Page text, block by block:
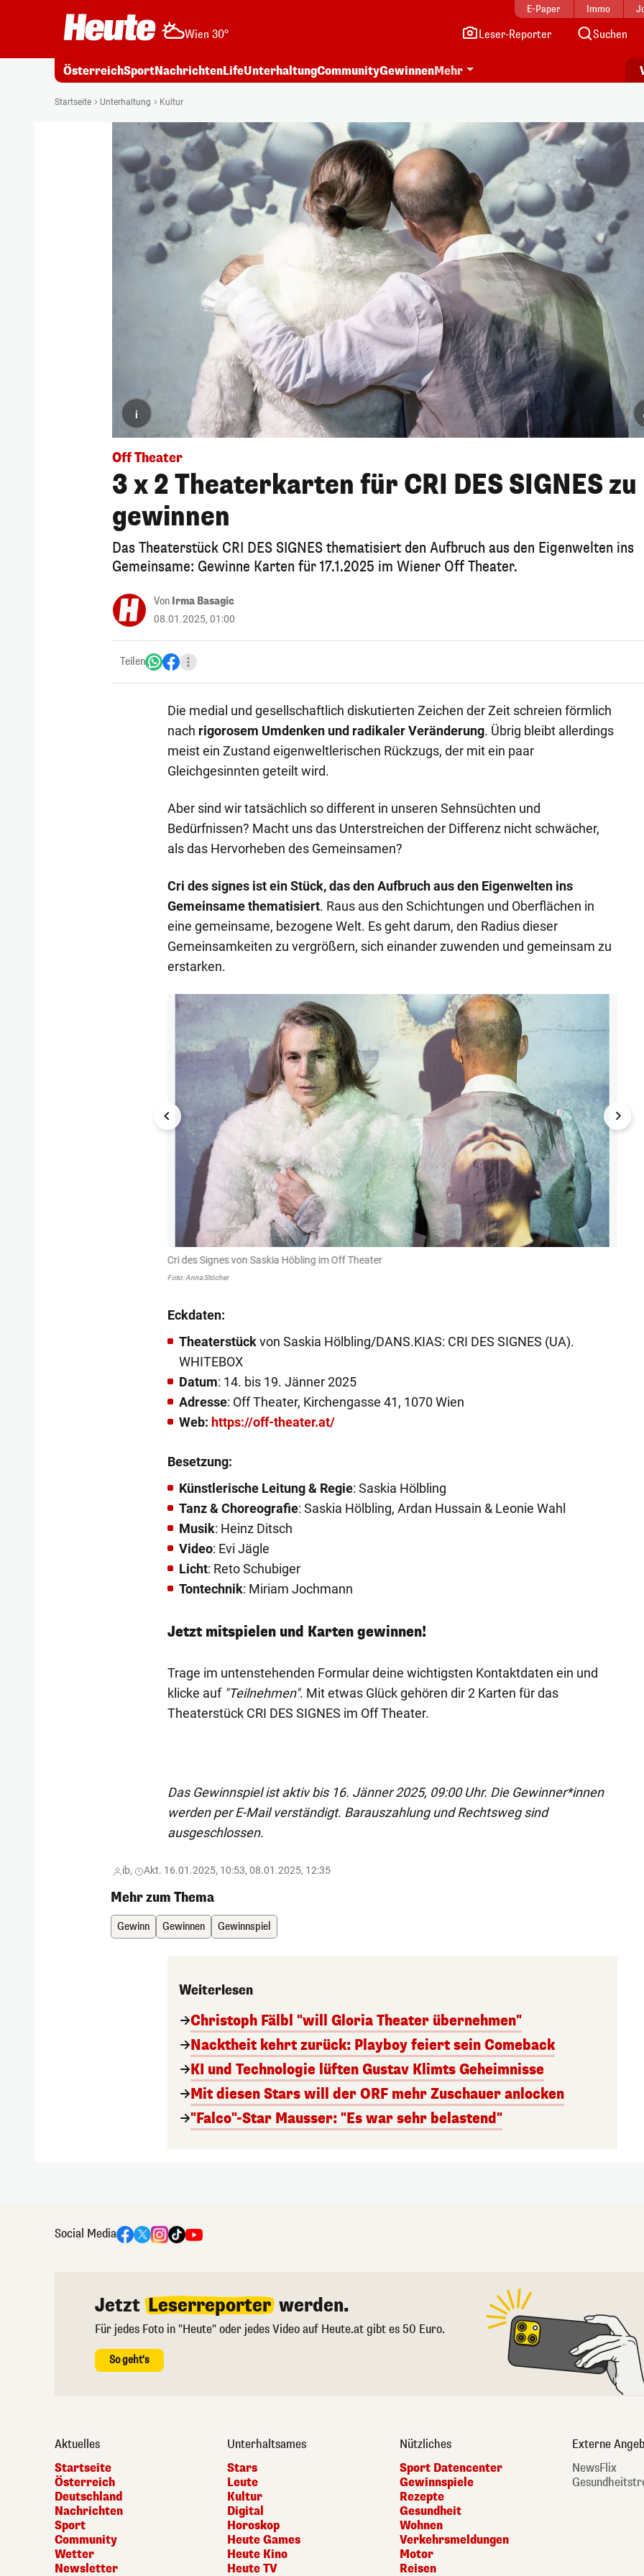
E-Paper Immo
Wien 30° Leser-Reporter Suchen
ÖsterreichSportNachrichtenLifeUnterhaltungCommunityGewinnenMehr
Startseite Unterhaltung Kultur
i
Off Theater
3 x 2 Theaterkarten für CRI DES SIGNES zu
gewinnen
Das Theaterstück CRI DES SIGNES thematisiert den Aufbruch aus den Eigenwelten ins
Gemeinsame: Gewinne Karten für 17.1.2025 im Wiener Off Theater.
Von Irma Basagic
08.01.2025, 01:00
Teilen
Die medial und gesellschaftlich diskutierten Zeichen der Zeit schreien förmlich
nach rigorosem Umdenken und radikaler Veränderung. Übrig bleibt allerdings
meist ein Zustand eigenweltlerischen Rückzugs, der mit ein paar
Gleichgesinnten geteilt wird.
Aber sind wir tatsächlich so different in unseren Sehnsüchten und
Bedürfnissen? Macht uns das Unterstreichen der Differenz nicht schwächer,
als das Hervorheben des Gemeinsamen?
Cri des signes ist ein Stück, das den Aufbruch aus den Eigenwelten ins
Gemeinsame thematisiert. Raus aus den Schichtungen und Oberflächen in
eine gemeinsame, bezogene Welt. Es geht darum, den Radius dieser
Gemeinsamkeiten zu vergrößern, sich einander zuwenden und gemeinsam zu
erstarken.
1/4
Cri des Signes von Saskia Höbling im Off Theater
Foto: Anna Stöcher
Eckdaten:
Theaterstückvon Saskia Hölbling/DANS.KIAS: CRI DES SIGNES (UA).
WHITEBOX
Datum: 14. bis 19. Jänner 2025
Adresse: Off Theater, Kirchengasse 41, 1070 Wien
Web: https://off-theater.at/
Besetzung:
Künstlerische Leitung & Regie: Saskia Hölbling
Tanz & Choreografie: Saskia Hölbling, Ardan Hussain & Leonie Wahl
Musik: Heinz Ditsch
Video: Evi Jägle
Licht: Reto Schubiger
Tontechnik: Miriam Jochmann
Jetzt mitspielen und Karten gewinnen!
Trage im untenstehenden Formular deine wichtigsten Kontaktdaten ein und
klicke auf "Teilnehmen". Mit etwas Glück gehören dir 2 Karten für das
Theaterstück CRI DES SIGNES im Off Theater.
Das Gewinnspiel ist aktiv bis 16. Jänner 2025, 09:00 Uhr. Die Gewinner*innen
werden per E-Mail verständigt. Barauszahlung und Rechtsweg sind
ausgeschlossen.
ib, Akt. 16.01.2025, 10:53, 08.01.2025, 12:35
Mehr zum Thema
Gewinn Gewinnen Gewinnspiel
Weiterlesen
Christoph Fälbl "will Gloria Theater übernehmen"
Nacktheit kehrt zurück: Playboy feiert sein Comeback
KI und Technologie lüften Gustav Klimts Geheimnisse
Mit diesen Stars will der ORF mehr Zuschauer anlocken
"Falco"-Star Mausser: "Es war sehr belastend"
Social Media
Jetzt Leserreporter werden.
Für jedes Foto in "Heute" oder jedes Video auf Heute.at gibt es 50 Euro.
So geht's
Aktuelles
Startseite
Österreich
Deutschland
Nachrichten
Sport
Community
Wetter
Newsletter
Unterhaltsames
Stars
Leute
Kultur
Digital
Horoskop
Heute Games
Heute Kino
Heute TV
Nützliches
Sport Datencenter
Gewinnspiele
Rezepte
Gesundheit
Wohnen
Verkehrsmeldungen
Motor
Reisen
Externe
NewsFlix